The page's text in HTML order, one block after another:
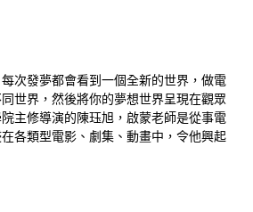
每次發夢都會看到一個全新的世界，做電
世界，然後將你的夢想世界呈現在觀眾
主修導演的陳珏旭，啟蒙老師是從事電
各類型電影、劇集、動畫中，令他興起